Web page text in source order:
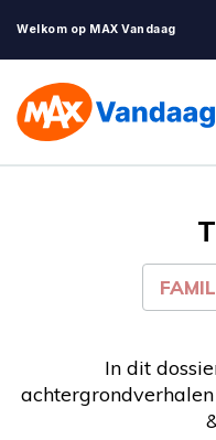
Welkom op MAX Vandaag
In dit